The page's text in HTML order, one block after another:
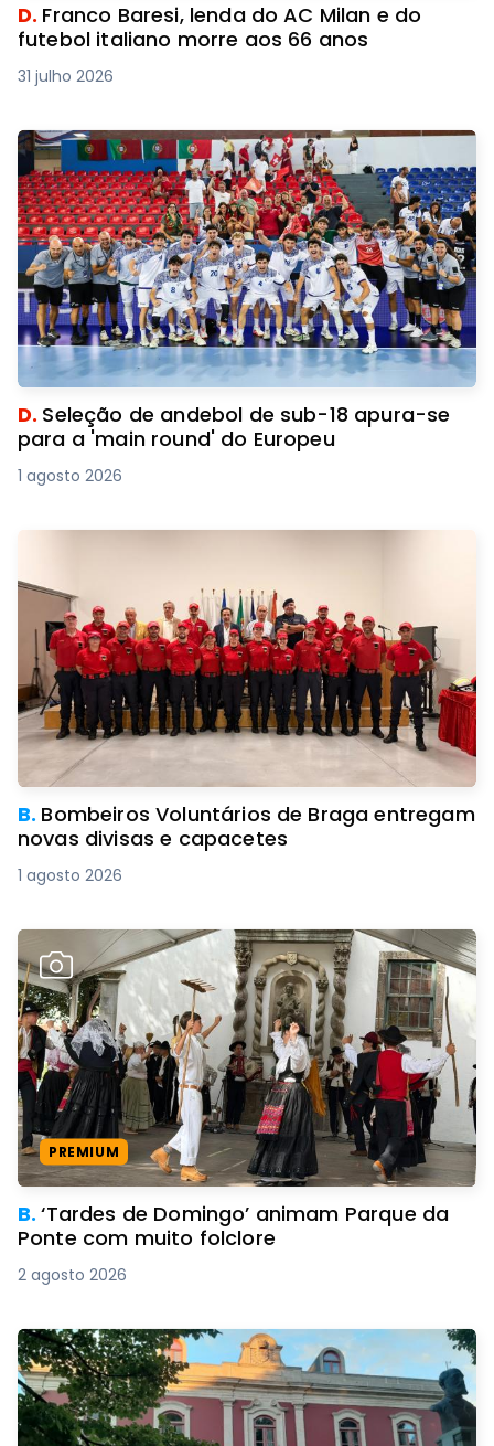
D. Franco Baresi, lenda do AC Milan e do
futebol italiano morre aos 66 anos
31 julho 2026
D. Seleção de andebol de sub-18 apura-se
para a 'main round' do Europeu
1 agosto 2026
B. Bombeiros Voluntários de Braga entregam
novas divisas e capacetes
1 agosto 2026
PREMIUM
B.‘Tardes de Domingo’ animam Parque da
Ponte com muito folclore
2 agosto 2026